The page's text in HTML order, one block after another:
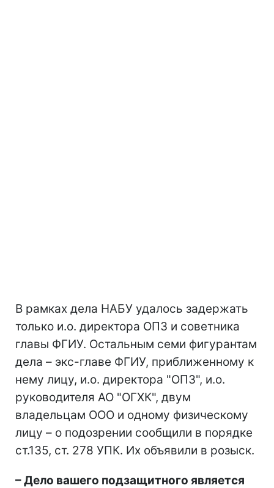
В рамках дела НАБУ удалось задержать
только и.о. директора ОПЗ и советника
главы ФГИУ. Остальным семи фигурантам
дела – экс-главе ФГИУ, приближенному к
нему лицу, и.о. директора "ОПЗ", и.о.
руководителя АО "ОГХК", двум
владельцам ООО и одному физическому
лицу – о подозрении сообщили в порядке
ст.135, ст. 278 УПК. Их объявили в розыск.
– Дело вашего подзащитного является